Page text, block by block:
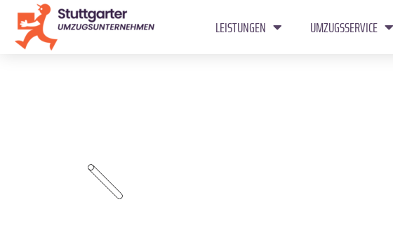
LEISTUNGEN UMZUGSSERVICE